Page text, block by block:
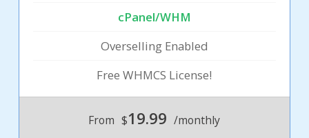
cPanel/WHM
Overselling Enabled
Free WHMCS License!
From $19.99 /monthly